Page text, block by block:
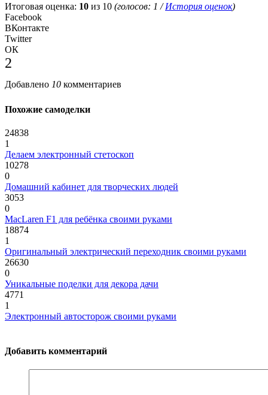
Итоговая оценка: 10 из 10 (голосов: 1 /История оценок)
Facebook
ВКонтакте
Twitter
ОК
2
Добавлено 10 комментариев
Похожие самоделки
24838
1
Делаем электронный стетоскоп
10278
0
Домашний кабинет для творческих людей
3053
0
MacLaren F1 для ребёнка своими руками
18874
1
Оригинальный электрический переходник своими руками
26630
0
Уникальные поделки для декора дачи
4771
1
Электронный автосторож своими руками
Добавить комментарий